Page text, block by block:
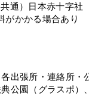
通）日本赤十字社
がかかる場合あり
出張所・連絡所・
公園（グラスポ）